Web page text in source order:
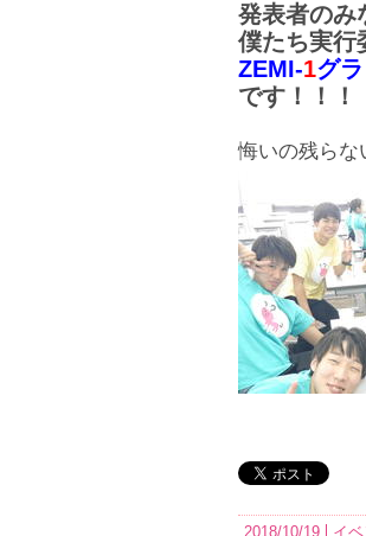
発表者のみ
僕たち実行
ZEMI-1グ
です！！！
悔いの残らな
2018/10/19 イ